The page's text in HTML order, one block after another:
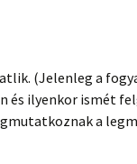
(Jelenleg a
és ilyenkor ismét
a